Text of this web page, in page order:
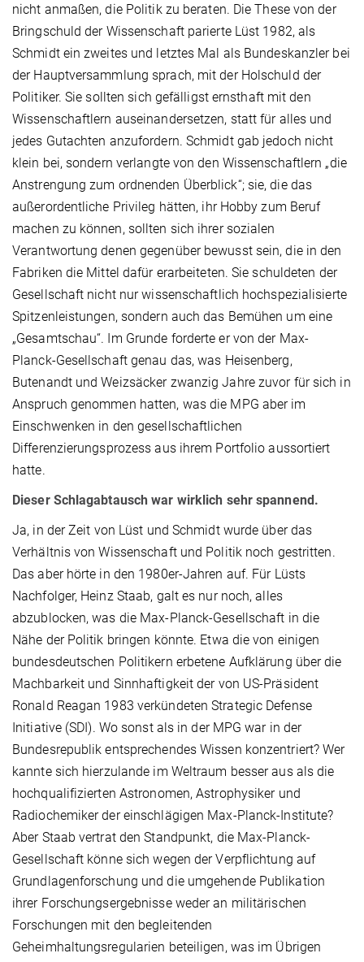
nicht anmaßen, die Politik zu beraten. Die These von der
Bringschuld der Wissenschaft parierte Lüst 1982, als
Schmidt ein zweites und letztes Mal als Bundeskanzler bei
der Hauptversammlung sprach, mit der Holschuld der
Politiker. Sie sollten sich gefälligst ernsthaft mit den
Wissenschaftlern auseinandersetzen, statt für alles und
jedes Gutachten anzufordern. Schmidt gab jedoch nicht
klein bei, sondern verlangte von den Wissenschaftlern „die
Anstrengung zum ordnenden Überblick“; sie, die das
außerordentliche Privileg hätten, ihr Hobby zum Beruf
machen zu können, sollten sich ihrer sozialen
Verantwortung denen gegenüber bewusst sein, die in den
Fabriken die Mittel dafür erarbeiteten. Sie schuldeten der
Gesellschaft nicht nur wissenschaftlich hochspezialisierte
Spitzenleistungen, sondern auch das Bemühen um eine
„Gesamtschau“. Im Grunde forderte er von der Max-
Planck-Gesellschaft genau das, was Heisenberg,
Butenandt und Weizsäcker zwanzig Jahre zuvor für sich in
Anspruch genommen hatten, was die MPG aber im
Einschwenken in den gesellschaftlichen
Differenzierungsprozess aus ihrem Portfolio aussortiert
hatte.
Dieser Schlagabtausch war wirklich sehr spannend.
Ja, in der Zeit von Lüst und Schmidt wurde über das
Verhältnis von Wissenschaft und Politik noch gestritten.
Das aber hörte in den 1980er-Jahren auf. Für Lüsts
Nachfolger, Heinz Staab, galt es nur noch, alles
abzublocken, was die Max-Planck-Gesellschaft in die
Nähe der Politik bringen könnte. Etwa die von einigen
bundesdeutschen Politikern erbetene Aufklärung über die
Machbarkeit und Sinnhaftigkeit der von US-Präsident
Ronald Reagan 1983 verkündeten Strategic Defense
Initiative (SDI). Wo sonst als in der MPG war in der
Bundesrepublik entsprechendes Wissen konzentriert? Wer
kannte sich hierzulande im Weltraum besser aus als die
hochqualifizierten Astronomen, Astrophysiker und
Radiochemiker der einschlägigen Max-Planck-Institute?
Aber Staab vertrat den Standpunkt, die Max-Planck-
Gesellschaft könne sich wegen der Verpflichtung auf
Grundlagenforschung und die umgehende Publikation
ihrer Forschungsergebnisse weder an militärischen
Forschungen mit den begleitenden
Geheimhaltungsregularien beteiligen, was im Übrigen